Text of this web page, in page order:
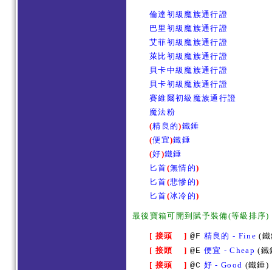
倫達初級魔族通行證
巴里初級魔族通行證
艾菲初級魔族通行證
萊比初級魔族通行證
貝卡中級魔族通行證
貝卡初級魔族通行證
賽維爾初級魔族通行證
魔法粉
(精良的)鐵錘
(便宜)鐵錘
(好)鐵錘
匕首(無情的)
匕首(悲慘的)
匕首(冰冷的)
最後寶箱可開到賦予裝備(等級排序)
[ 接頭 ] @F 精良的 - Fine (
[ 接頭 ] @E 便宜 - Cheap (鐵
[ 接頭 ] @C 好 - Good (鐵錘)